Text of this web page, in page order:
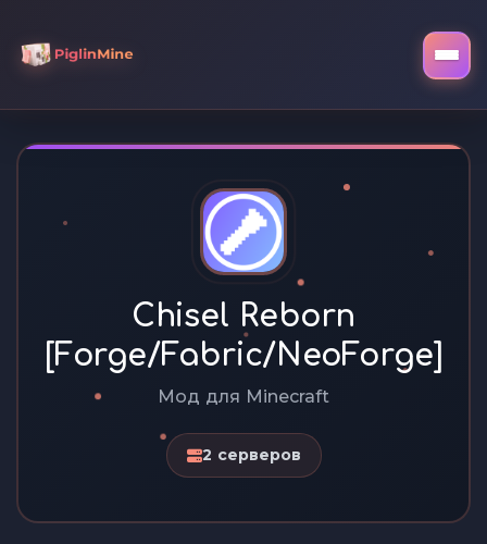
Chisel Reborn
[Forge/Fabric/NeoForge]
Мод для Minecraft
2 серверов